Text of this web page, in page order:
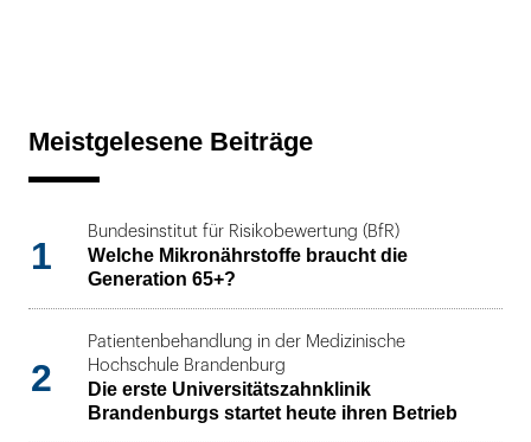
Meistgelesene Beiträge
1
Bundesinstitut für Risikobewertung (BfR)
Welche Mikronährstoffe braucht die
Generation 65+?
2
Patientenbehandlung in der Medizinische
Hochschule Brandenburg
Die erste Universitätszahnklinik
Brandenburgs startet heute ihren Betrieb